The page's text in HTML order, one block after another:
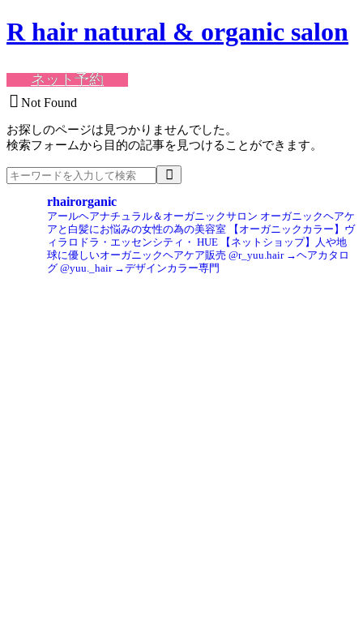
R hair natural & organic salon
ネット予約
Not Found
お探しのページは見つかりませんでした。
検索フォームから目的の記事を見つけることができます。
検
rhairorganic
アールヘアナチュラル＆オーガニックサロン オーガニックヘアケ
アと白髪にお悩みの女性の為の美容室 【オーガニックカラー】ヴ
ィラロドラ・エッセンシティ・ HUE 【ネットショップ】人や地
球に優しいオーガニックヘアケア販売 @r_yuu.hair →ヘアカタロ
グ @yuu._hair →デザインカラー専門